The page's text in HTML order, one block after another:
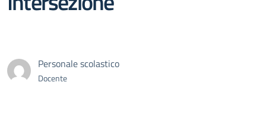
Personale scolastico
Docente